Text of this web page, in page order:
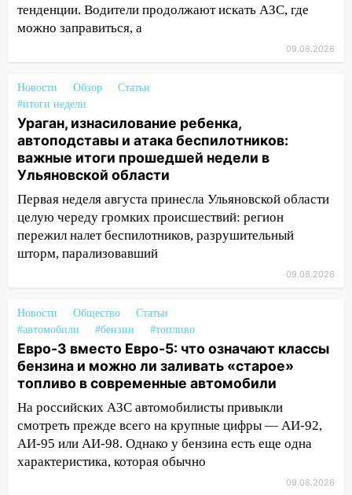
15:04 Фоторепортаж с улиц Ульяновска
после шторма: поваленные деревья и
14:28
Ураган вырвал остановку на улице
Деева в Заволжье
14:26
Жители Ульяновска сами
пытаются расчистить ливнёвки, не
дождавшись коммунальщиков
14:16
Шторм продолжает ломать город:
на улице Любови Шевцовой рухнул
светофор
14:14 Студента из Ульяновска обманули
мошенники под видом преподавателя
упавшее дерево или затопленную улицу
после непогоды
13:59 В Новом городе ураганным
ветром сорвало опалубку со
строящегося дома
13:54 В мэрии Ульяновска рассказали,
как устраняют последствия мощного
шторма
тенденции. Водители продолжают искать АЗС, где
можно заправиться, а
09.08.2026
Новости Обзор
Статьи
#итоги недели
Ураган, изнасилование ребенка,
автоподставы и атака беспилотников:
важные итоги прошедшей недели в
Ульяновской области
Первая неделя августа принесла Ульяновской области
целую череду громких происшествий: регион
пережил налет беспилотников, разрушительный
шторм, парализовавший
09.08.2026
Новости Общество
Статьи
#автомобили
#бензин #топливо
Евро-3 вместо Евро-5: что означают классы
бензина и можно ли заливать «старое»
топливо в современные автомобили
На российских АЗС автомобилисты привыкли
смотреть прежде всего на крупные цифры — АИ-92,
АИ-95 или АИ-98. Однако у бензина есть еще одна
характеристика, которая обычно
09.08.2026